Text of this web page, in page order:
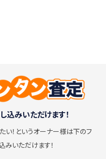
込みいただけます！
い！ というオーナー様は下のフ
みいただけます！